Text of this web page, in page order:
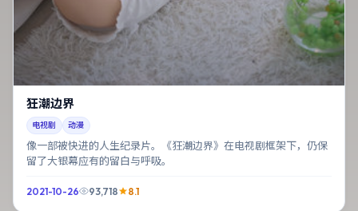
狂潮边界
电视剧 动漫
像一部被快进的人生纪录片。《狂潮边界》在电视剧框架下，仍保
留了大银幕应有的留白与呼吸。
2021-10-26 93,718 8.1